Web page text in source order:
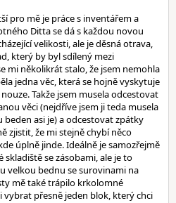
pro mě je práce s inventářem a
Ditta se dá s každou novou
velikosti, ale je děsná otrava,
který by byl sdílený mezi
mi několikrát stalo, že jsem nemohla
jedna věc, která se hojně vyskytuje
Takže jsem musela odcestovat
věci (nejdříve jsem ji teda musela
asi je) a odcestovat zpátky
zjistit, že mi stejně chybí něco
úplně jinde. Ideálně je samozřejmě
se zásobami, ale je to
velkou bednu se surovinami na
mě také trápilo krkolomné
přesně jeden blok, který chci